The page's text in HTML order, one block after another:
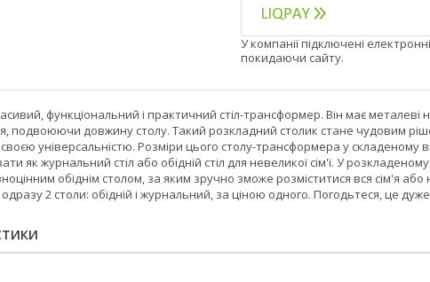
У компанії підключені
покидаючи сайту.
функціональний і практичний стіл-трансформер. Він має металеві
подвоюючи довжину столу. Такий розкладний столик стане чудовим
своєю універсальністю. Розміри цього столу-трансформера у складеному
як журнальний стіл або обідній стіл для невеликої сім'ї. У
обіднім столом, за яким зручно зможе розміститися вся сім'я
2 столи: обідній і журнальний, за ціною одного. Погодьтеся, це